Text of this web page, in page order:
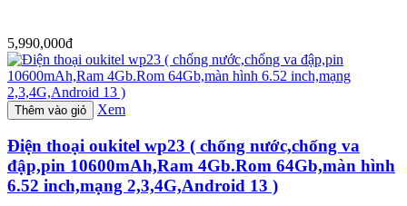
5,990,000đ
Thêm vào giỏ Xem
Điện thoại oukitel wp23 ( chống nước,chống va
đập,pin 10600mAh,Ram 4Gb.Rom 64Gb,màn hình
6.52 inch,mạng 2,3,4G,Android 13 )